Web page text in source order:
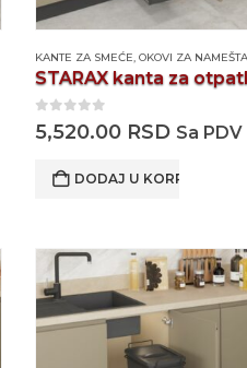
KANTE ZA SMEĆE OKOVI ZA
0out of 5
5,520.00 RSD Sa PDV
DODAJ U KORPU